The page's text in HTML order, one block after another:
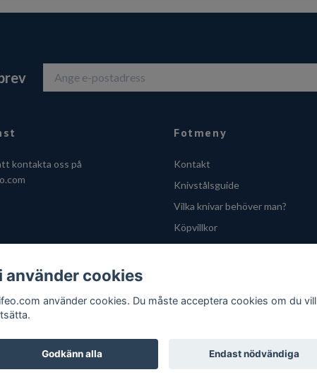
kontakta oss på
Fotmeny
Kontakt
Knivstålsguide
Vilka knivar behöver man?
Köpvillkor
använder cookies
använder cookies. Du måste acceptera cookies om du vill
Godkänn alla Endast nödvändiga